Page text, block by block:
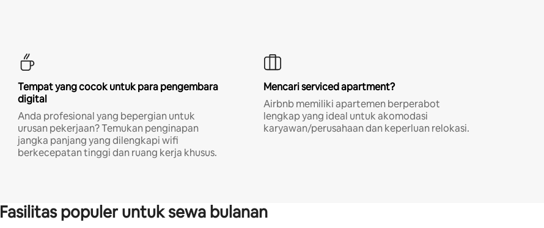
Tempat yang cocok untuk para pengembara
digital
Anda profesional yang bepergian untuk
urusan pekerjaan? Temukan penginapan
jangka panjang yang dilengkapi wifi
berkecepatan tinggi dan ruang kerja khusus.
Mencari serviced apartment?
Airbnb memiliki apartemen berperabot
lengkap yang ideal untuk akomodasi
karyawan/perusahaan dan keperluan relokasi.
Fasilitas populer untuk sewa bulanan